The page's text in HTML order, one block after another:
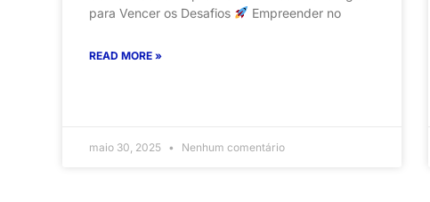
para Vencer os Desafios
Empreender no
READ MORE »
maio 30, 2025 Nenhum comentário